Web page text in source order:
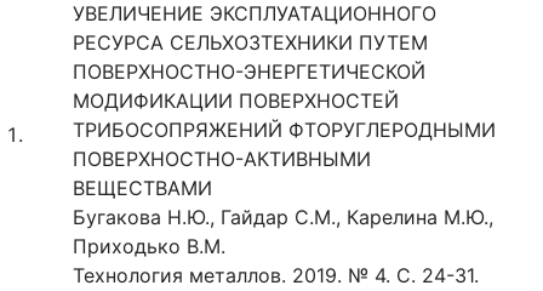
УВЕЛИЧЕНИЕ ЭКСПЛУАТАЦИОННОГО
РЕСУРСА СЕЛЬХОЗТЕХНИКИ ПУТЕМ
ПОВЕРХНОСТНО-ЭНЕРГЕТИЧЕСКОЙ
МОДИФИКАЦИИ ПОВЕРХНОСТЕЙ
ТРИБОСОПРЯЖЕНИЙ ФТОРУГЛЕРОДНЫМИ
ПОВЕРХНОСТНО-АКТИВНЫМИ
ВЕЩЕСТВАМИ
Бугакова Н.Ю., Гайдар С.М., Карелина М.Ю.,
Приходько В.М.
Технология металлов. 2019. № 4. С. 24-31.